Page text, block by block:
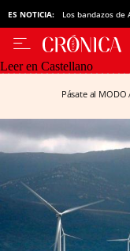
ES NOTICIA: Los bandazos de
Leer en Castellano
Pásate al MODO